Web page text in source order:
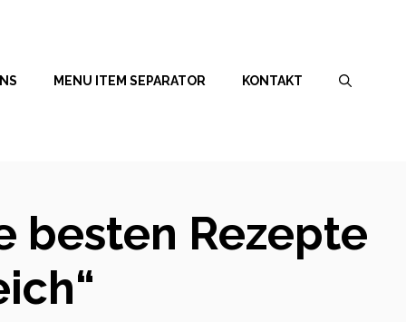
MENU ITEM SEPARATOR KONTAKT
besten Rezepte